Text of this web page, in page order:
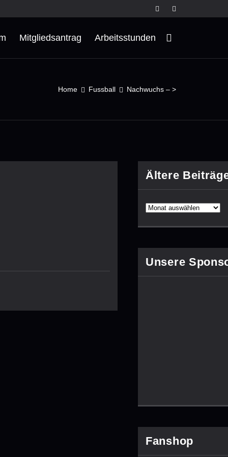
Mitgliedsantrag Arbeitsstunden
Home Fussball Nachwuchs – >
Ältere
Unsere
Fanshop